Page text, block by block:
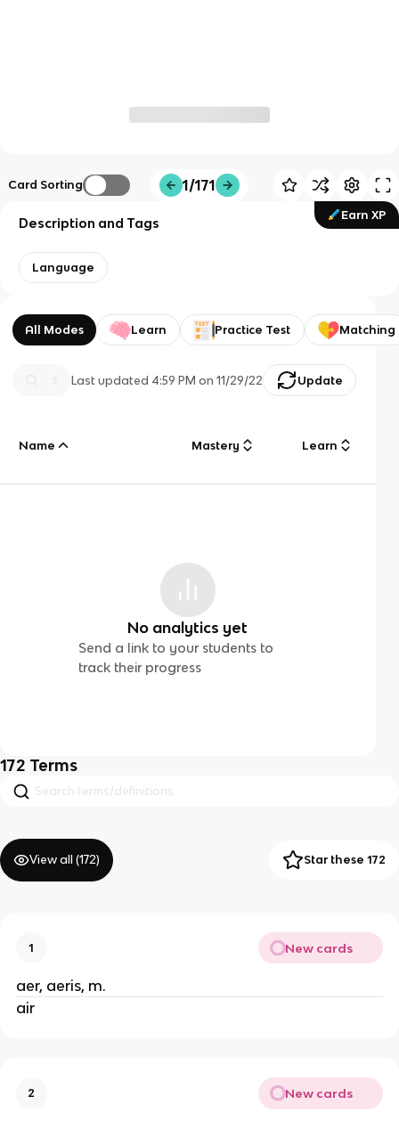
Card Sorting 1/171
Earn XP
Description and Tags
Language
All Modes Learn Practice Test Matching
Last updated 4:59 PM on 11/29/22 Update
Name Mastery Learn
No analytics yet
Send a link to your students to
track their progress
172 Terms
View all (172) Star these 172
1 New cards
aer, aeris, m.
air
2 New cards